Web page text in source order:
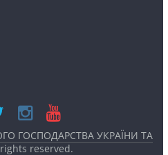
ГОСПОДАРСТВА УКРАЇНИ ТА
reserved.